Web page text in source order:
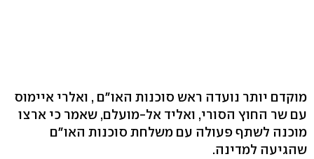
מוקדם יותר נועדה ראש סוכנות האו"ם , ואלרי איימוס
עם שר החוץ הסורי, ואליד אל-מועלם, שאמר כי ארצו
מוכנה לשתף פעולה עם משלחת סוכנות האו"ם
שהגיעה למדינה.